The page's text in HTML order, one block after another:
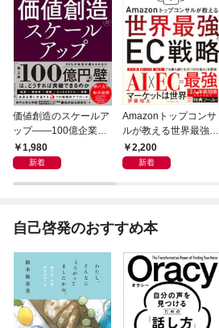
価値創造のスケールア
ップ――100億企業へ
の変革シナリオ
1,980
新着
Amazonトップコンサ
ルが教える世界最強の
EC戦略
2,200
新着
自己啓発のおすすめ本